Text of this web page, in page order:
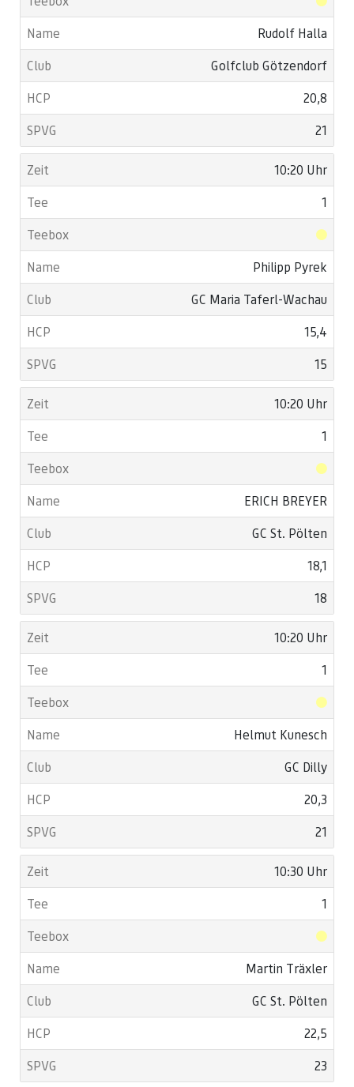
Rudolf Halla
Golfclub Götzendorf
20,8
21
10:20 Uhr
1
Philipp Pyrek
GC Maria Taferl-Wachau
15,4
15
10:20 Uhr
1
ERICH BREYER
GC St. Pölten
18,1
18
10:20 Uhr
1
Helmut Kunesch
GC Dilly
20,3
21
10:30 Uhr
1
Martin Träxler
GC St. Pölten
22,5
23